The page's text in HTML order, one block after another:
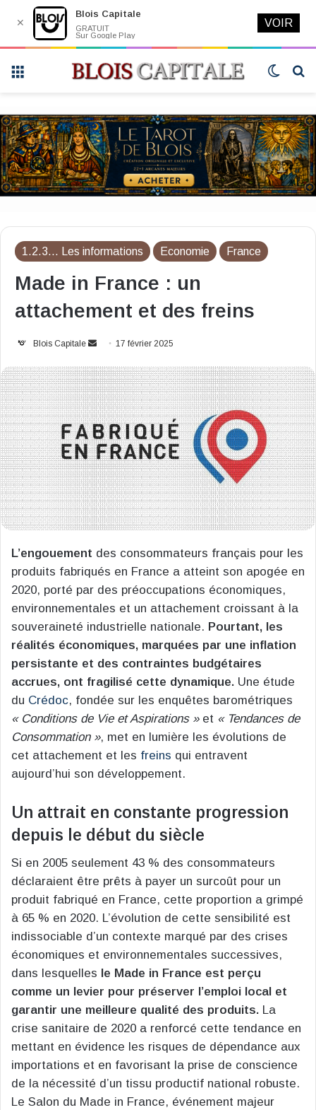
Switch
1.2.3... Les informations Economie France
Made in France : un
attachement et des freins
Blois Capitale
Envoyer
courriel
17 février 2025
L’engouement des consommateurs français pour les
produits fabriqués en France a atteint son apogée en
2020, porté par des préoccupations économiques,
environnementales et un attachement croissant à la
souveraineté industrielle nationale. Pourtant, les
réalités économiques, marquées par une inflation
persistante et des contraintes budgétaires
accrues, ont fragilisé cette dynamique. Une étude
du Crédoc, fondée sur les enquêtes barométriques
« Conditions de Vie et Aspirations »et « Tendances de
Consommation », met en lumière les évolutions de
cet attachement et les freins qui entravent
aujourd’hui son développement.
Un attrait en constante progression
depuis le début du siècle
Si en 2005 seulement 43 % des consommateurs
déclaraient être prêts à payer un surcoût pour un
produit fabriqué en France, cette proportion a grimpé
à 65 % en 2020. L’évolution de cette sensibilité est
indissociable d’un contexte marqué par des crises
économiques et environnementales successives,
dans lesquelles le Made in France est perçu
comme un levier pour préserver l’emploi local et
garantir une meilleure qualité des produits. La
crise sanitaire de 2020 a renforcé cette tendance en
mettant en évidence les risques de dépendance aux
importations et en favorisant la prise de conscience
de la nécessité d’un tissu productif national robuste.
Le Salon du Made in France, événement majeur
✕
Blois Capitale
GRATUIT
Sur Google Play
VOIR